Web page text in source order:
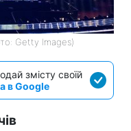
Getty Images)
змісту своїй
в Google